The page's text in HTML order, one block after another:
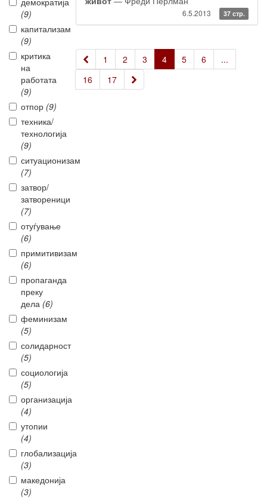
(9)
капитализам
(9)
критика
на
работата
(9)
отпор (9)
техника/
технологија
(9)
ситуационизам
(7)
затвор/
затвореници
(7)
отуѓување
(6)
примитивизам
(6)
пропаганда
преку
дела (6)
феминизам
(5)
солидарност
(5)
социологија
(5)
организација
(4)
утопии
(4)
глобализација
(3)
македонија
(3)
6.5.2013 37 стр.
« 1 2 3 4 5 6
...
16
17 »